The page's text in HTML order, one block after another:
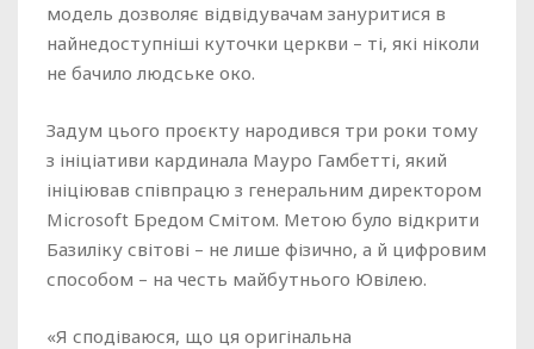
модель дозволяє відвідувачам зануритися в
найнедоступніші куточки церкви – ті, які ніколи
не бачило людське око.
Задум цього проєкту народився три роки тому
з ініціативи кардинала Мауро Гамбетті, який
ініціював співпрацю з генеральним директором
Microsoft Бредом Смітом. Метою було відкрити
Базиліку світові – не лише фізично, а й цифровим
способом – на честь майбутнього Ювілею.
«Я сподіваюся, що ця оригінальна